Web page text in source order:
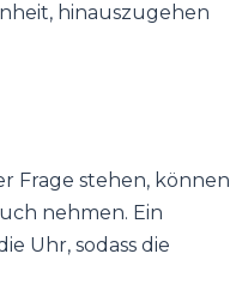
hinauszugehen
Frage stehen, können
nehmen. Ein
Uhr, sodass die